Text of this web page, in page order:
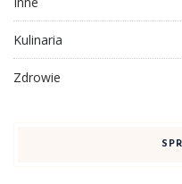
Kulinaria
Zdrowie